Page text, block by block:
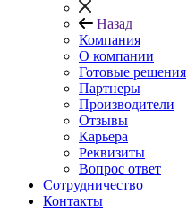
Назад
Компания
О компании
Готовые решения
Партнеры
Производители
Отзывы
Карьера
Реквизиты
Вопрос ответ
Сотрудничество
Контакты